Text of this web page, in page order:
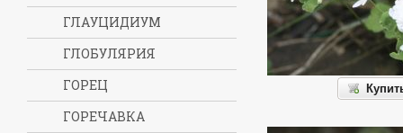
ГЛАУЦИДИУМ
ГЛОБУЛЯРИЯ
ГОРЕЦ
ГОРЕЧАВКА